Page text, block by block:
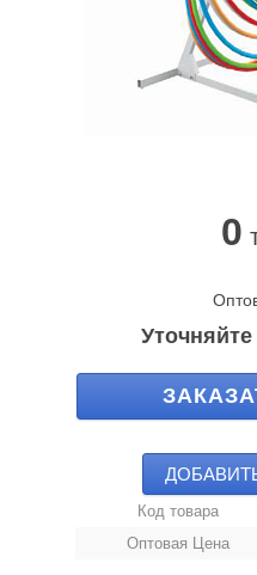
0
Код товара
Оптовая Цена